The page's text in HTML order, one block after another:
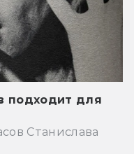
подходит для
Станислава